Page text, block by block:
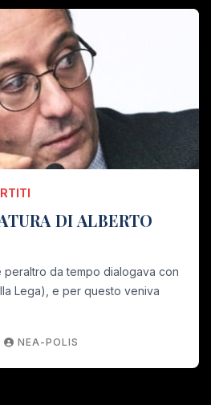
DI ALBERTO
peraltro da tempo dialogava con
Lega), e per questo veniva
NEA-POLIS